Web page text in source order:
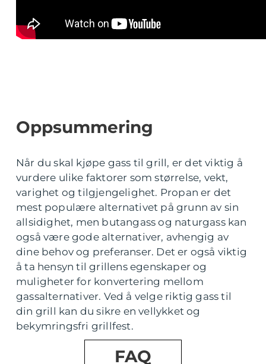
Oppsummering
Når du skal kjøpe gass til grill, er det viktig å
vurdere ulike faktorer som størrelse, vekt,
varighet og tilgjengelighet. Propan er det
mest populære alternativet på grunn av sin
allsidighet, men butangass og naturgass kan
også være gode alternativer, avhengig av
dine behov og preferanser. Det er også viktig
å ta hensyn til grillens egenskaper og
muligheter for konvertering mellom
gassalternativer. Ved å velge riktig gass til
din grill kan du sikre en vellykket og
bekymringsfri grillfest.
FAQ